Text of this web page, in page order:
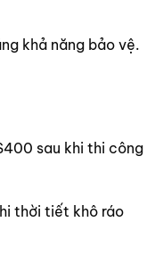
khả năng bảo vệ.
sau khi thi công
thời tiết khô ráo